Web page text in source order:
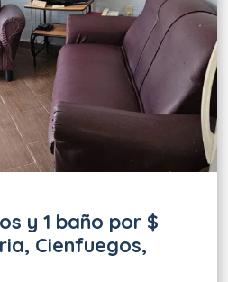
y 1 baño por $
Cienfuegos,